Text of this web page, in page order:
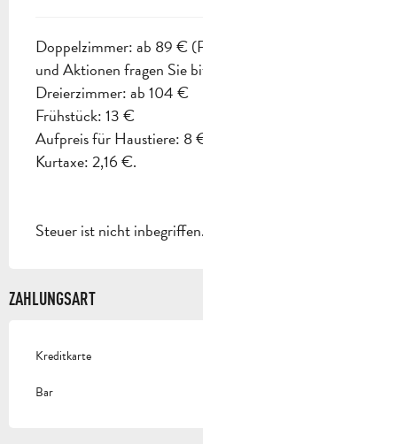
Doppelzimmer: ab 89 € (Für alle Preise, Angebote
und Aktionen fragen Sie bitte das Hotel.)
Dreierzimmer: ab 104 €
Frühstück: 13 €
Aufpreis für Haustiere: 8 €
Kurtaxe: 2,16 €.
Steuer ist nicht inbegriffen.
ZAHLUNGSART
Kreditkarte
Bar